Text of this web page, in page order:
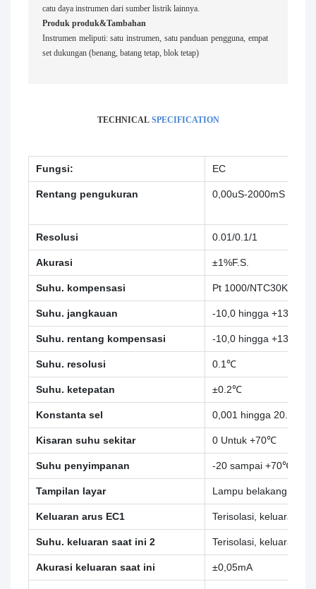
catu daya instrumen dari sumber listrik lainnya.
Produk produk&Tambahan
Instrumen meliputi: satu instrumen, satu panduan pengguna, empat
set dukungan (benang, batang tetap, blok tetap)
TECHNICAL SPECIFICATION
Fungsi: EC
Rentang pengukuran 0,00uS-2000mS
Resolusi 0.01/0.1/1
Akurasi ±1%F.S.
Suhu. kompensasi Pt 1000/NTC30K
Suhu. jangkauan -10,0 hingga +130.0℃
Suhu. rentang kompensasi -10,0 hingga +130.0℃
Suhu. resolusi 0.1℃
Suhu. ketepatan ±0.2℃
Konstanta sel 0,001 hingga 20.000
Kisaran suhu sekitar 0 Untuk +70℃
Suhu penyimpanan -20 sampai +70℃
Tampilan layar Lampu belakang,
Keluaran arus EC1 Terisolasi, keluaran 4
Suhu. keluaran saat ini 2 Terisolasi, keluaran 4
Akurasi keluaran saat ini ±0,05mA